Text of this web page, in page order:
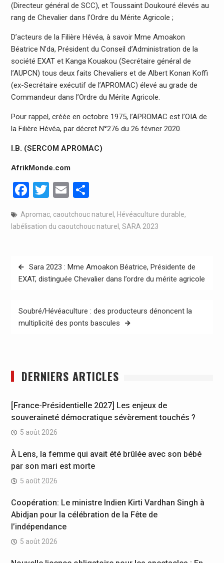
(Directeur général de SCC), et Toussaint Doukouré élevés au
rang de Chevalier dans l’Ordre du Mérite Agricole ;
D’acteurs de la Filière Hévéa, à savoir Mme Amoakon
Béatrice N’da, Président du Conseil d’Administration de la
société EXAT et Kanga Kouakou (Secrétaire général de
l’AUPCN) tous deux faits Chevaliers et de Albert Konan Koffi
(ex-Secrétaire exécutif de l’APROMAC) élevé au grade de
Commandeur dans l’Ordre du Mérite Agricole.
Pour rappel, créée en octobre 1975, l’APROMAC est l’OIA de
la Filière Hévéa, par décret N°276 du 26 février 2020.
I.B. (SERCOM APROMAC)
AfrikMonde.com
Facebook
Twitter
EmailPartager
Apromac, caoutchouc naturel , Hévéaculture durable,
labélisation du caoutchouc naturel , SARA 2023
Navigation
de
Sara 2023 : Mme Amoakon Béatrice, Présidente de
EXAT, distinguée Chevalier dans l’ordre du mérite agricole
Soubré/Hévéaculture : des producteurs dénoncent la
multiplicité des ponts bascules
DERNIERS ARTICLES
[France-Présidentielle 2027] Les enjeux de
souveraineté démocratique sévèrement touchés ?
5 août 2026
À Lens, la femme qui avait été brûlée avec son bébé
par son mari est morte
5 août 2026
Coopération: Le ministre Indien Kirti Vardhan Singh à
Abidjan pour la célébration de la Fête de
l’indépendance
5 août 2026